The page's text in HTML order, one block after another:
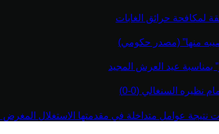
لمكافحة حرائق الغابات
منها” (مصدر حكومي)
بمناسبة عيد العرش المجيد
نظيره السنغالي (0-0)
نتيجة عوامل متداخلة في مقدمتها الاستغلال